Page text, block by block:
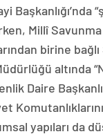
Başkanlığı’nda
Millî Savunma
birine
altında
Daire
yapıları da